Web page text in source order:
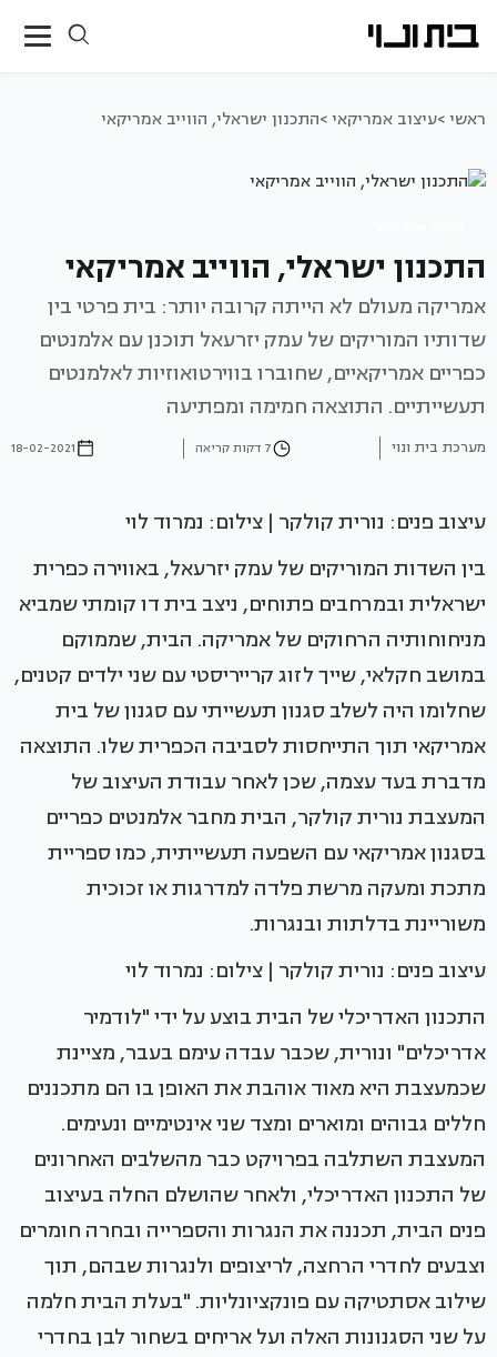
ראשי >עיצוב אמריקאי >התכנון ישראלי, הווייב אמריקאי
התכנון ישראלי, הווייב אמריקאי
אמריקה מעולם לא הייתה קרובה יותר: בית פרטי בין
שדותיו המוריקים של עמק יזרעאל תוכנן עם אלמנטים
כפריים אמריקאיים, שחוברו בווירטואוזיות לאלמנטים
תעשייתיים. התוצאה חמימה ומפתיעה
מערכת בית ונוי 7 דקות קריאה 18-02-2021
עיצוב פנים: נורית קולקר | צילום: נמרוד לוי
בין השדות המוריקים של עמק יזרעאל, באווירה כפרית
ישראלית ובמרחבים פתוחים, ניצב בית דו קומתי שמביא
מניחוחותיה הרחוקים של אמריקה. הבית, שממוקם
במושב חקלאי, שייך לזוג קרייריסטי עם שני ילדים קטנים,
שחלומו היה לשלב סגנון תעשייתי עם סגנון של בית
אמריקאי תוך התייחסות לסביבה הכפרית שלו. התוצאה
מדברת בעד עצמה, שכן לאחר עבודת העיצוב של
המעצבת נורית קולקר, הבית מחבר אלמנטים כפריים
בסגנון אמריקאי עם השפעה תעשייתית, כמו ספריית
מתכת ומעקה מרשת פלדה למדרגות או זכוכית
משוריינת בדלתות ובנגרות.
עיצוב פנים: נורית קולקר | צילום: נמרוד לוי
התכנון האדריכלי של הבית בוצע על ידי "לודמיר
אדריכלים" ונורית, שכבר עבדה עימם בעבר, מציינת
שכמעצבת היא מאוד אוהבת את האופן בו הם מתכננים
חללים גבוהים ומוארים ומצד שני אינטימיים ונעימים.
המעצבת השתלבה בפרויקט כבר מהשלבים האחרונים
של התכנון האדריכלי, ולאחר שהושלם החלה בעיצוב
פנים הבית, תכננה את הנגרות והספרייה ובחרה חומרים
וצבעים לחדרי הרחצה, לריצופים ולנגרות שבהם, תוך
שילוב אסתטיקה עם פונקציונליות. "בעלת הבית חלמה
על שני הסגנונות האלה ועל אריחים בשחור לבן בחדרי